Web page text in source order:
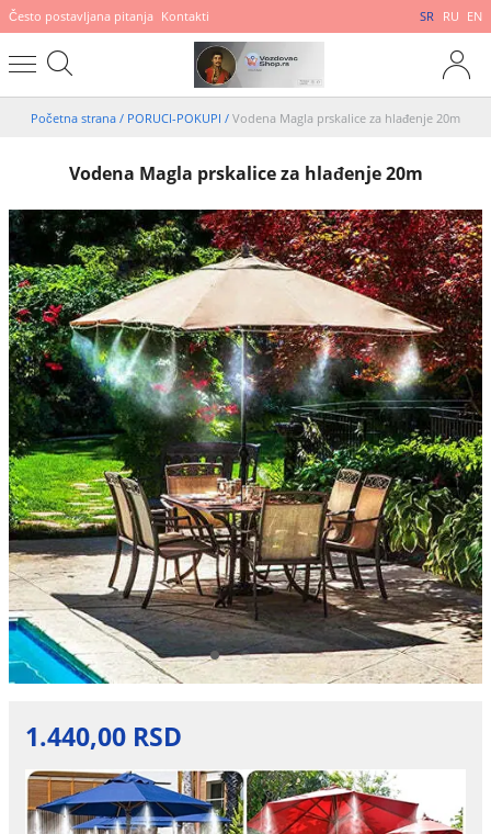
Često postavljana pitanja Kontakti SR RU EN
Početna strana / PORUCI-POKUPI / Vodena Magla prskalice za hlađenje 20m
Vodena Magla prskalice za hlađenje 20m
1.440,00 RSD